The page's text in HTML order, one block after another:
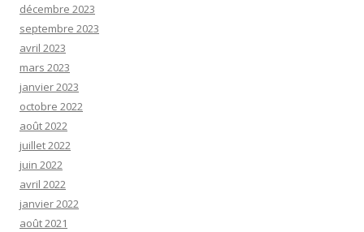
décembre 2023
septembre 2023
avril 2023
mars 2023
janvier 2023
octobre 2022
août 2022
juillet 2022
juin 2022
avril 2022
janvier 2022
août 2021